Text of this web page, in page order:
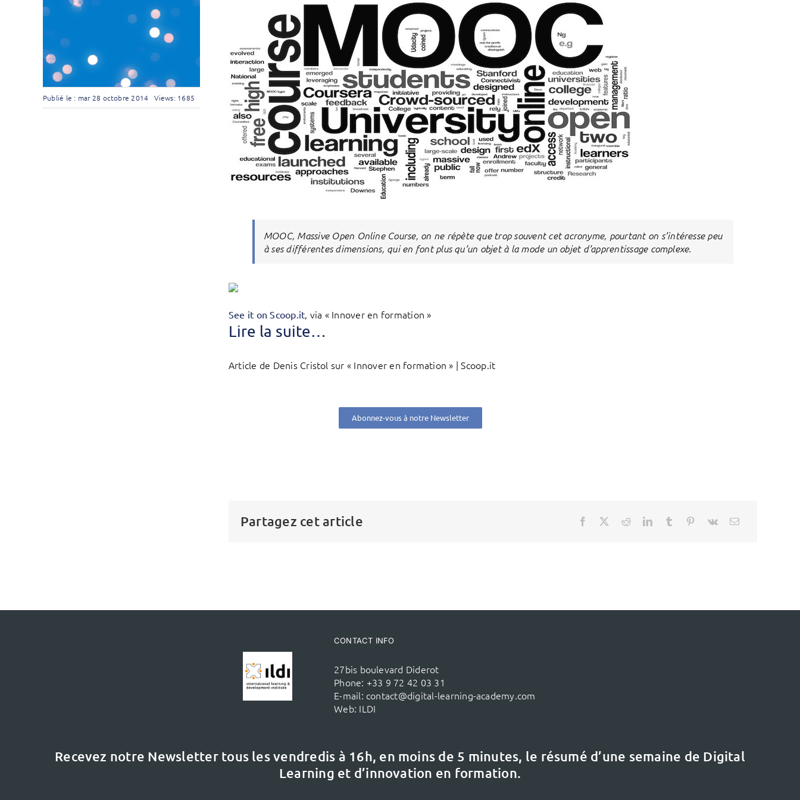
Publié le : mar 28 octobre 2014 Views: 1685
MOOC, Massive Open Online Course, on ne répète que trop souvent cet acronyme, pourtant on s’intéresse peu
à ses différentes dimensions, qui en font plus qu’un objet à la mode un objet d’apprentissage complexe.
See it on Scoop.it, via « Innover en formation »
Lire la suite…
Article de Denis Cristol sur « Innover en formation » | Scoop.it
Abonnez-vous à notre Newsletter
Partagez cet article
CONTACT INFO
27bis boulevard Diderot
Phone: +33 9 72 42 03 31
E-mail: contact@digital-learning-academy.com
Web: ILDI
Recevez notre Newsletter tous les vendredis à 16h, en moins de 5 minutes, le résumé d’une semaine de Digital
Learning et d’innovation en formation.